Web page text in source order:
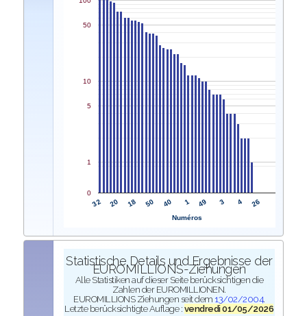
32 20 18 50 40 1 49 3 4 26
0
1
5
10
50
Numéros
Statistische Details und Ergebnisse der
EUROMILLIONS-Ziehungen
Alle Statistiken auf dieser Seite berücksichtigen die
Zahlen der EUROMILLIONEN.
EUROMILLIONS Ziehungen seit dem 13/02/2004.
Letzte berücksichtigte Auflage : vendredi 01/05/2026